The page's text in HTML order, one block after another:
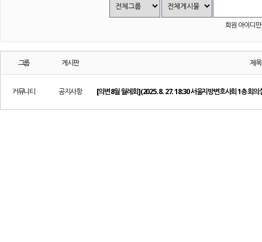
회원 아이디
그룹 게시판 제목
커뮤니티 공지사항 [의변 8월 월례회](2025. 8. 27. 18:30 서울지방변호사회 1층 회의